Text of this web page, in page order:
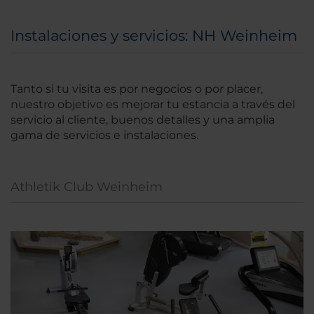
Instalaciones y servicios: NH Weinheim
Tanto si tu visita es por negocios o por placer,
nuestro objetivo es mejorar tu estancia a través del
servicio al cliente, buenos detalles y una amplia
gama de servicios e instalaciones.
Athletik Club Weinheim